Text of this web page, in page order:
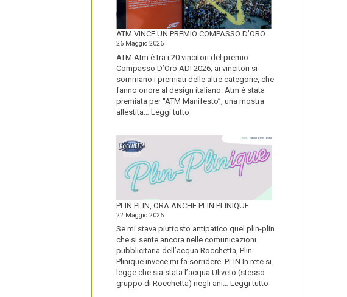
IDENTITÀ
PIÚ
FORTE
ATM VINCE UN PREMIO COMPASSO D’ORO
26 Maggio 2026
ATM Atm è tra i 20 vincitori del premio
Compasso D’Oro ADI 2026; ai vincitori si
sommano i premiati delle altre categorie, che
fanno onore al design italiano. Atm è stata
premiata per “ATM Manifesto”, una mostra
allestita… Leggi tutto
PREMIO
COMPASSO
D’ORO
PLIN PLIN, ORA ANCHE PLIN PLINIQUE
22 Maggio 2026
Se mi stava piuttosto antipatico quel plin-plin
che si sente ancora nelle comunicazioni
pubblicitaria dell’acqua Rocchetta, Plin
Plinique invece mi fa sorridere. PLIN In rete si
legge che sia stata l’acqua Uliveto (stesso
gruppo di Rocchetta) negli ani… Leggi tutto